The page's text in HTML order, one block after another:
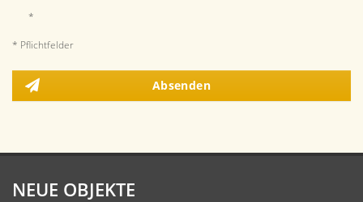
*
* Pflichtfelder
Absenden
NEUE OBJEKTE